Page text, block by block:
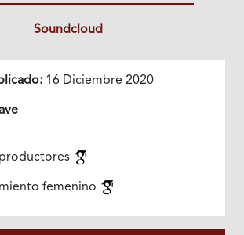
Soundcloud
16 Diciembre 2020
femenino